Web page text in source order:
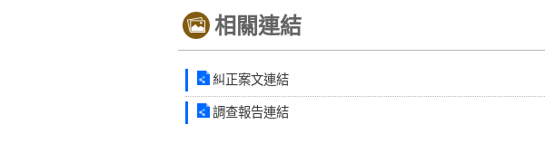
相關連結
糾正案文連結
調查報告連結